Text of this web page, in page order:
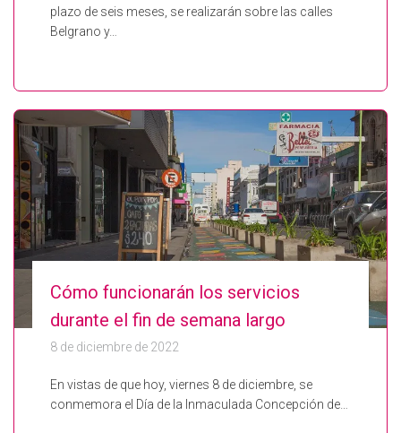
plazo de seis meses, se realizarán sobre las calles
Belgrano y…
Cómo funcionarán los servicios
durante el fin de semana largo
8 de diciembre de 2022
En vistas de que hoy, viernes 8 de diciembre, se
conmemora el Día de la Inmaculada Concepción de…